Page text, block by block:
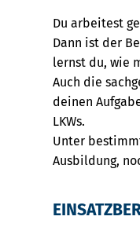
Du arbeitest
Dann ist der
lernst du, wie
Auch die
deinen
LKWs.
Unter
Ausbildung,